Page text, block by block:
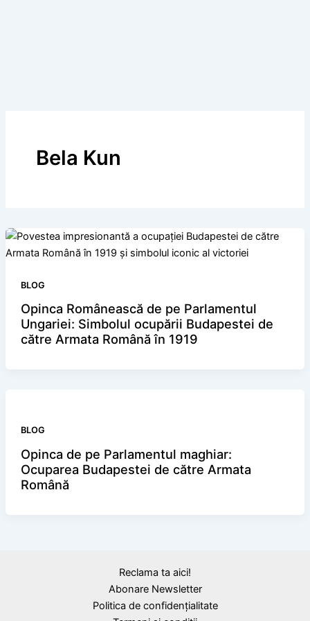
Bela Kun
BLOG
Opinca Românească de pe Parlamentul
Ungariei: Simbolul ocupării Budapestei de
către Armata Română în 1919
BLOG
Opinca de pe Parlamentul maghiar:
Ocuparea Budapestei de către Armata
Română
Reclama ta aici!
Abonare Newsletter
Politica de confidențialitate